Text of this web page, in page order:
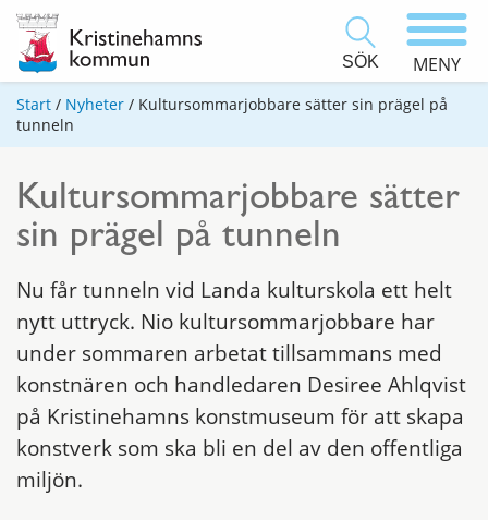
SÖK MENY
Start / Nyheter / Kultursommarjobbare sätter sin prägel på
tunneln
Kultursommarjobbare sätter
sin prägel på tunneln
Nu får tunneln vid Landa kulturskola ett helt
nytt uttryck. Nio kultursommarjobbare har
under sommaren arbetat tillsammans med
konstnären och handledaren Desiree Ahlqvist
på Kristinehamns konstmuseum för att skapa
konstverk som ska bli en del av den offentliga
miljön.